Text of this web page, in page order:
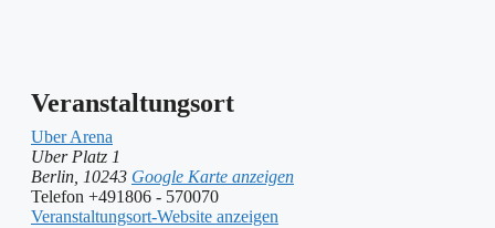
Veranstaltungsort
Uber Arena
Uber Platz 1
Berlin, 10243 Google Karte anzeigen
Telefon +491806 - 570070
Veranstaltungsort-Website anzeigen